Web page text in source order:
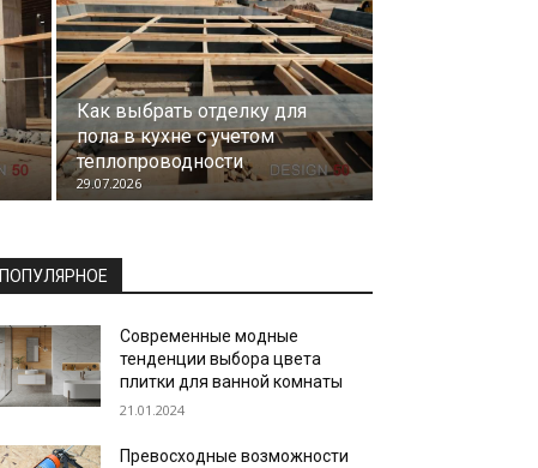
Как выбрать отделку для
пола в кухне с учетом
теплопроводности
29.07.2026
ПОПУЛЯРНОЕ
Современные модные
тенденции выбора цвета
плитки для ванной комнаты
21.01.2024
Превосходные возможности